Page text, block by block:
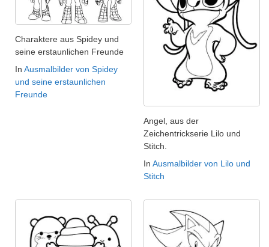
Charaktere aus Spidey und
seine erstaunlichen Freunde
In Ausmalbilder von Spidey
und seine erstaunlichen
Freunde
Angel, aus der
Zeichentrickserie Lilo und
Stitch.
In Ausmalbilder von Lilo und
Stitch